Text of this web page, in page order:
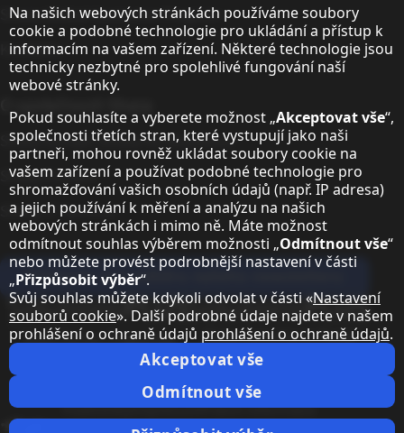
Sharp Global Customer Program
Kontakty
O společnosti Sharp
Sharp Europe (Sharp for Business)
Sharp Printers
Sharp IT Services
Přihlaste se k odběru našeho newsletteru
Our partner programmes
Our social media profiles
Sharp X feed
Sharp YouTube channel
Sharp LinkedIn profile
Sharp Facebook page
Právní informace
Ochrana osobních údajůNastavení souborů cookie
PodmínkyImpresumPrávní informace
Upozornění k ochraně osobních údajů
Na našich webových stránkách používáme soubory
cookie a podobné technologie pro ukládání a přístup k
informacím na vašem zařízení. Některé technologie jsou
technicky nezbytné pro spolehlivé fungování naší
webové stránky.
Pokud souhlasíte a vyberete možnost „Akceptovat vše“,
společnosti třetích stran, které vystupují jako naši
partneři, mohou rovněž ukládat soubory cookie na
vašem zařízení a používat podobné technologie pro
shromažďování vašich osobních údajů (např. IP adresa)
a jejich používání k měření a analýzu na našich
webových stránkách i mimo ně. Máte možnost
odmítnout souhlas výběrem možnosti „Odmítnout vše“
nebo můžete provést podrobnější nastavení v části
„Přizpůsobit výběr“.
Svůj souhlas můžete kdykoli odvolat v části «Nastavení
souborů cookie». Další podrobné údaje najdete v našem
prohlášení o ochraně údajů prohlášení o ochraně údajů.
Akceptovat vše
Odmítnout vše